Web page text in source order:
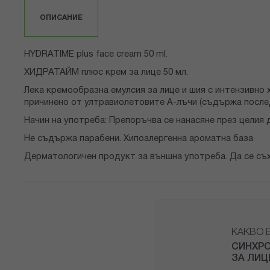
ОПИСАНИЕ
HYDRATIME plus face cream 50 ml.
ХИДРАТАЙМ плюс крем за лице 50 мл.
Лека кремообразна емулсия за лице и шия с
причинено от ултравиолетовите А-лъчи (съдържа
Начин на употреба: Препоръчва се нанасяне през
Не съдържа парабени. Хипоалергенна ароматна база
Дерматологичен продукт за външна употреба. Да се
КАКВО
ЗА